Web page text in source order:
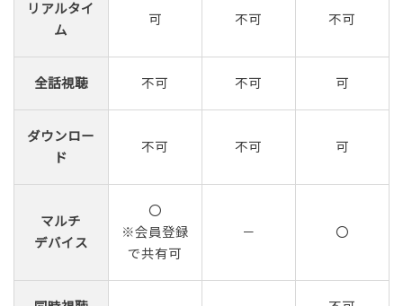
リアルタイ
ム
可 不可 不可
全話視聴 不可 不可 可
ダウンロー
ド
不可 不可 可
マルチ
デバイス
〇
※会員登録
で共有可
－ 〇